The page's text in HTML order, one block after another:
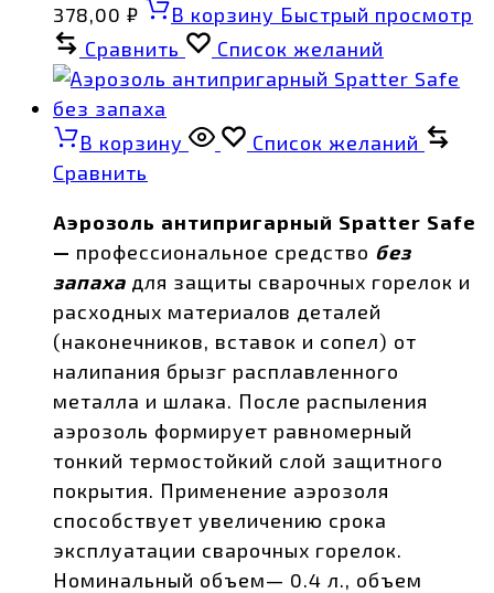
378,00 ₽ В корзину Быстрый просмотр
Сравнить
Список желаний
В корзину
Список желаний
Сравнить
Аэрозоль антипригарный Spatter Safe
— профессиональное средство без
запаха для защиты сварочных горелок и
расходных материалов деталей
(наконечников, вставок и сопел) от
налипания брызг расплавленного
металла и шлака. После распыления
аэрозоль формирует равномерный
тонкий термостойкий слой защитного
покрытия. Применение аэрозоля
способствует увеличению срока
эксплуатации сварочных горелок.
Номинальный объем— 0.4 л., объем